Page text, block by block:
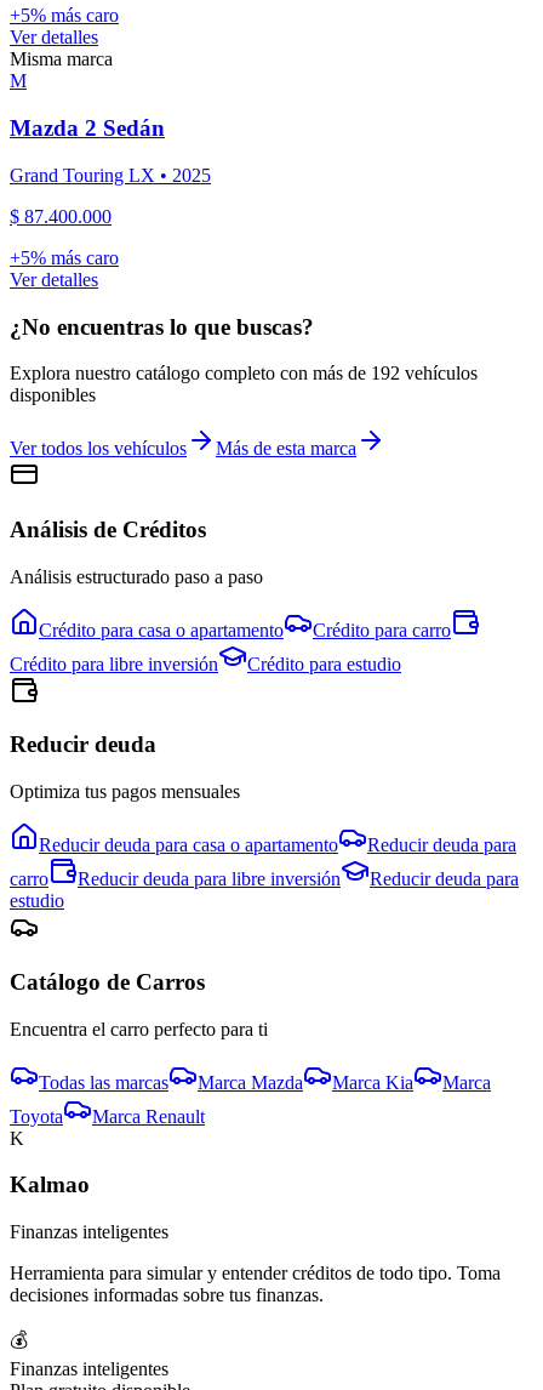
+5% más caro
Ver detalles
Misma marca
M
Mazda 2 Sedán
Grand Touring LX • 2025
$ 87.400.000
+5% más caro
Ver detalles
¿No encuentras lo que buscas?
Explora nuestro catálogo completo con más de 192 vehículos
disponibles
Ver todos los vehículos Más de esta marca
Análisis de Créditos
Análisis estructurado paso a paso
Crédito para casa o apartamento Crédito para carro
Crédito para libre inversión Crédito para estudio
Reducir deuda
Optimiza tus pagos mensuales
Reducir deuda para casa o apartamento
Reducir deuda para
carro
Reducir deuda para libre inversión
Reducir deuda para
estudio
Catálogo de Carros
Encuentra el carro perfecto para ti
Todas las marcas Marca Mazda Marca Kia
Marca
Toyota
Marca Renault
K
Kalmao
Finanzas inteligentes
Herramienta para simular y entender créditos de todo tipo. Toma
decisiones informadas sobre tus finanzas.
💰
Finanzas inteligentes